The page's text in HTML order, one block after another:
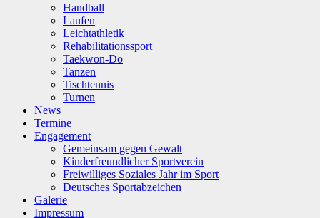
Handball
Laufen
Leichtathletik
Rehabilitationssport
Taekwon-Do
Tanzen
Tischtennis
Turnen
News
Termine
Engagement
Gemeinsam gegen Gewalt
Kinderfreundlicher Sportverein
Freiwilliges Soziales Jahr im Sport
Deutsches Sportabzeichen
Galerie
Impressum